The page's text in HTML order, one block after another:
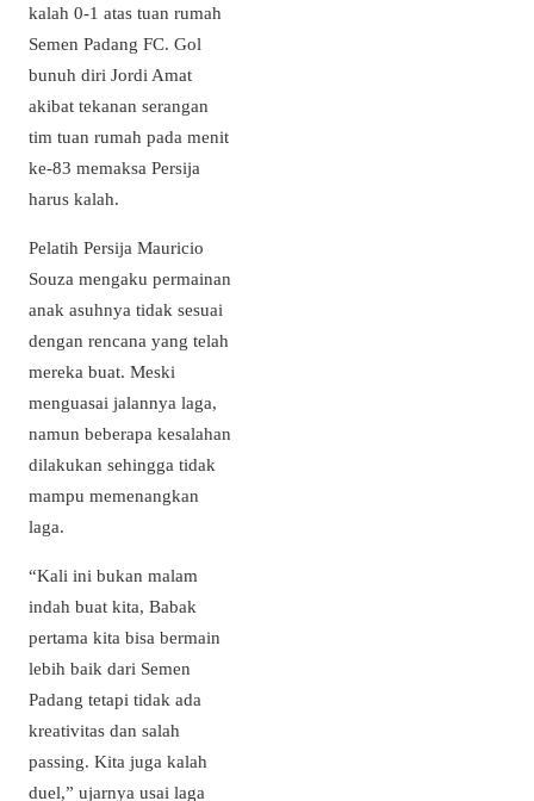
kalah 0-1 atas tuan rumah
Semen Padang FC. Gol
bunuh diri Jordi Amat
akibat tekanan serangan
tim tuan rumah pada menit
ke-83 memaksa Persija
harus kalah.
Pelatih Persija Mauricio
Souza mengaku permainan
anak asuhnya tidak sesuai
dengan rencana yang telah
mereka buat. Meski
menguasai jalannya laga,
namun beberapa kesalahan
dilakukan sehingga tidak
mampu memenangkan
laga.
“Kali ini bukan malam
indah buat kita, Babak
pertama kita bisa bermain
lebih baik dari Semen
Padang tetapi tidak ada
kreativitas dan salah
passing. Kita juga kalah
duel,” ujarnya usai laga